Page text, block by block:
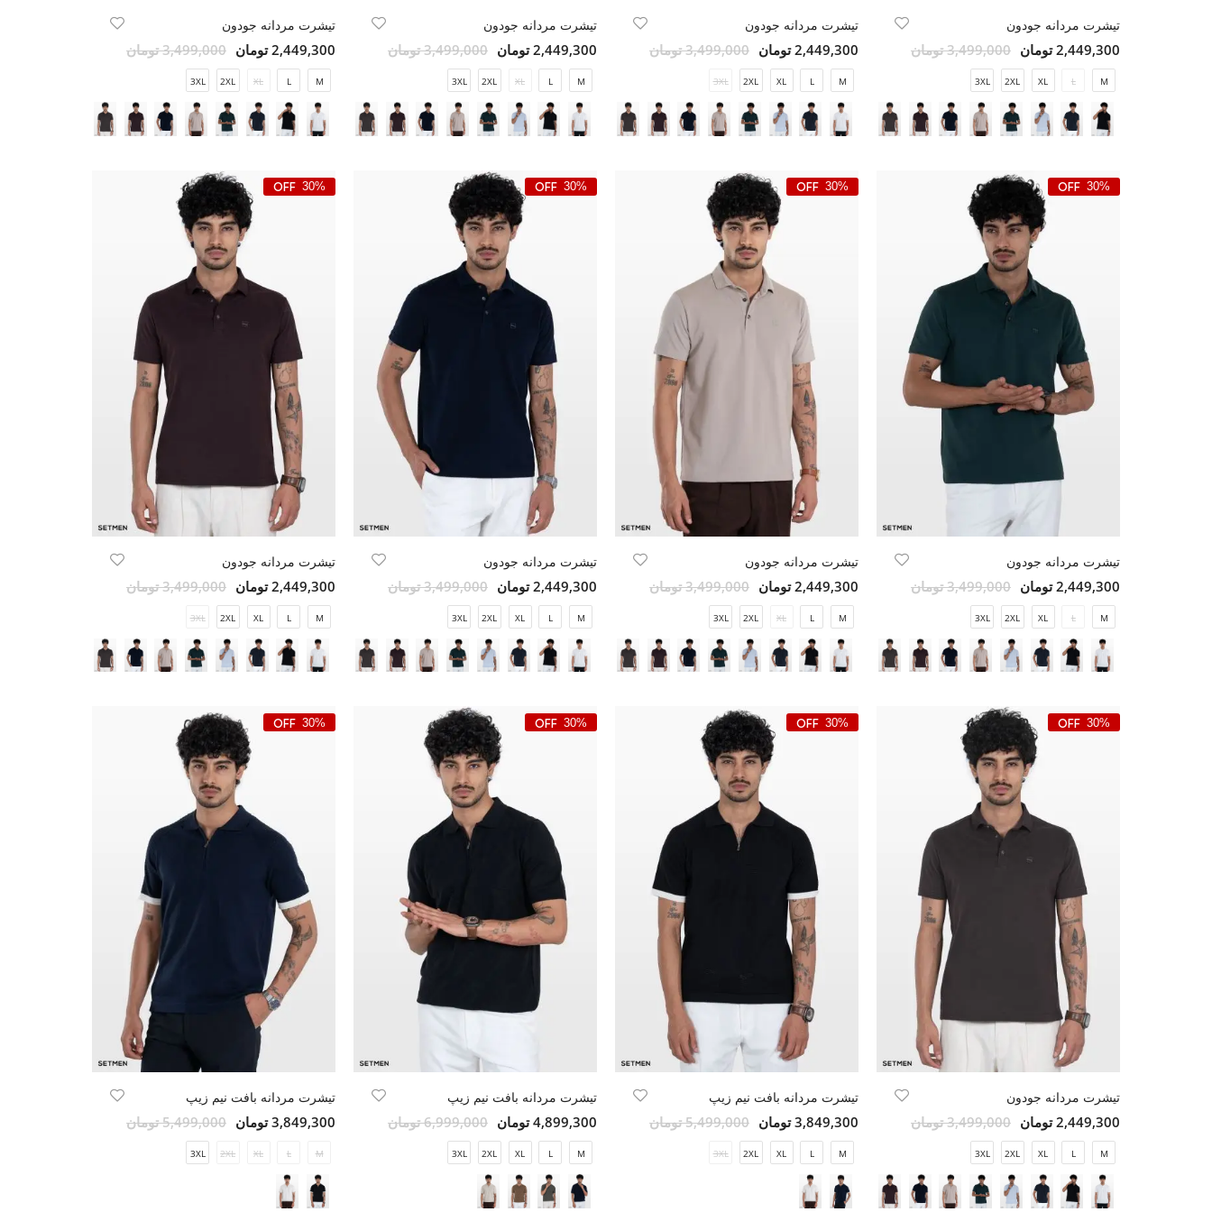
تیشرت مردانه جودون
2,449,300 تومان 3,499,000 تومان
M
L
XL
2XL
3XL
تیشرت مردانه جودون
2,449,300 تومان 3,499,000 تومان
M
L
XL
2XL
3XL
تیشرت مردانه جودون
2,449,300 تومان 3,499,000 تومان
M
L
XL
2XL
3XL
تیشرت مردانه جودون
2,449,300 تومان 3,499,000 تومان
M
L
XL
2XL
3XL
30%
تیشرت مردانه جودون
2,449,300 تومان 3,499,000 تومان
M
L
XL
2XL
3XL
30%
تیشرت مردانه جودون
2,449,300 تومان 3,499,000 تومان
M
L
XL
2XL
3XL
30%
تیشرت مردانه جودون
2,449,300 تومان 3,499,000 تومان
M
L
XL
2XL
3XL
30%
تیشرت مردانه جودون
2,449,300 تومان 3,499,000 تومان
M
L
XL
2XL
3XL
30%
تیشرت مردانه جودون
2,449,300 تومان 3,499,000 تومان
M
L
XL
2XL
3XL
30%
تیشرت مردانه بافت نیم زیپ
3,849,300 تومان 5,499,000 تومان
M
L
XL
2XL
3XL
30%
تیشرت مردانه بافت نیم زیپ
4,899,300 تومان 6,999,000 تومان
M
L
XL
2XL
3XL
30%
تیشرت مردانه بافت نیم زیپ
3,849,300 تومان 5,499,000 تومان
M
L
XL
2XL
3XL